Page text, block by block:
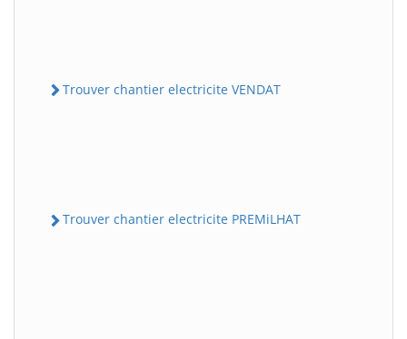
Trouver chantier electricite VENDAT
Trouver chantier electricite PREMiLHAT